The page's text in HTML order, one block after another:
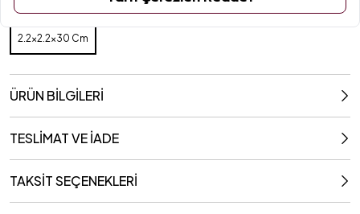
Ölçüler2.2x2.2x30 Cm
2.2x2.2x30 Cm
ÜRÜN BİLGİLERİ
TESLİMAT VE İADE
TAKSİT SEÇENEKLERİ